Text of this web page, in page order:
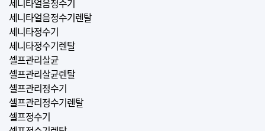
세니타얼음정수기
세니타얼음정수기렌탈
세니타정수기
세니타정수기렌탈
셀프관리살균
셀프관리살균렌탈
셀프관리정수기
셀프관리정수기렌탈
셀프정수기